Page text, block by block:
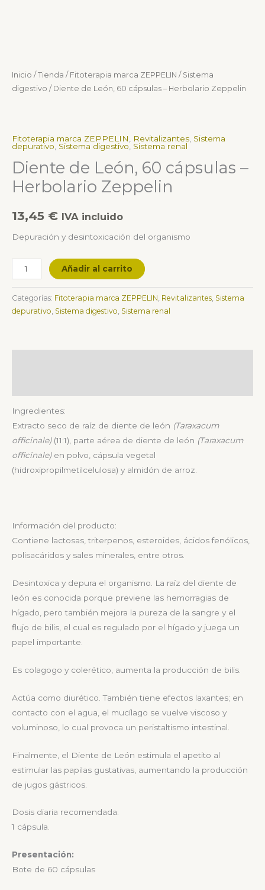
Inicio / Tienda / Fitoterapia marca ZEPPELIN / Sistema
digestivo / Diente de León, 60 cápsulas – Herbolario Zeppelin
Fitoterapia marca ZEPPELIN, Revitalizantes, Sistema
depurativo, Sistema digestivo, Sistema renal
Diente de León, 60 cápsulas –
Herbolario Zeppelin
13,45 € IVA incluido
Depuración y desintoxicación del organismo
Añadir al carrito
Categorías: Fitoterapia marca ZEPPELIN Revitalizantes Sistema
depurativo Sistema digestivo Sistema renal
Ingredientes:
Extracto seco de raíz de diente de león (Taraxacum
officinale) (11:1), parte aérea de diente de león (Taraxacum
officinale) en polvo, cápsula vegetal
(hidroxipropilmetilcelulosa) y almidón de arroz.
Información del producto:
Contiene lactosas, triterpenos, esteroides, ácidos fenólicos,
polisacáridos y sales minerales, entre otros.
Desintoxica y depura el organismo. La raíz del diente de
león es conocida porque previene las hemorragias de
hígado, pero también mejora la pureza de la sangre y el
flujo de bilis, el cual es regulado por el hígado y juega un
papel importante.
Es colagogo y colerético, aumenta la producción de bilis.
Actúa como diurético. También tiene efectos laxantes; en
contacto con el agua, el mucílago se vuelve viscoso y
voluminoso, lo cual provoca un peristaltismo intestinal.
Finalmente, el Diente de León estimula el apetito al
estimular las papilas gustativas, aumentando la producción
de jugos gástricos.
Dosis diaria recomendada:
1 cápsula.
Presentación:
Bote de 60 cápsulas